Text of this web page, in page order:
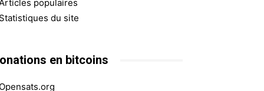
populaires
Statistiques du site
en bitcoins
Opensats.org